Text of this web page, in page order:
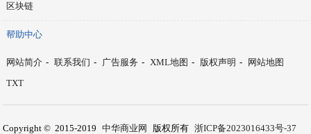
区块链
帮助中心
网站简介 - 联系我们 - 广告服务 - XML地图 - 版权声明 -
网站地图
TXT
Copyright © 2015-2019 中华商业网 版权所有 浙ICP备2023016433号-37